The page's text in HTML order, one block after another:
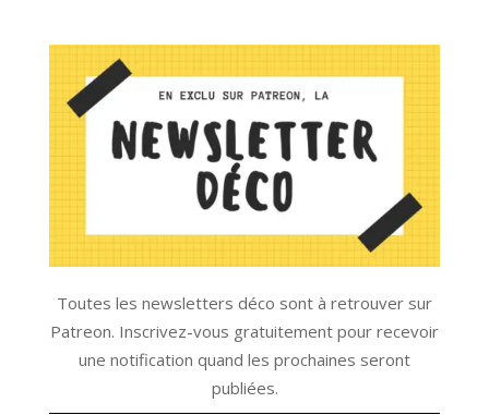
Toutes les newsletters déco sont à retrouver sur
Patreon. Inscrivez-vous gratuitement pour recevoir
une notification quand les prochaines seront
publiées.